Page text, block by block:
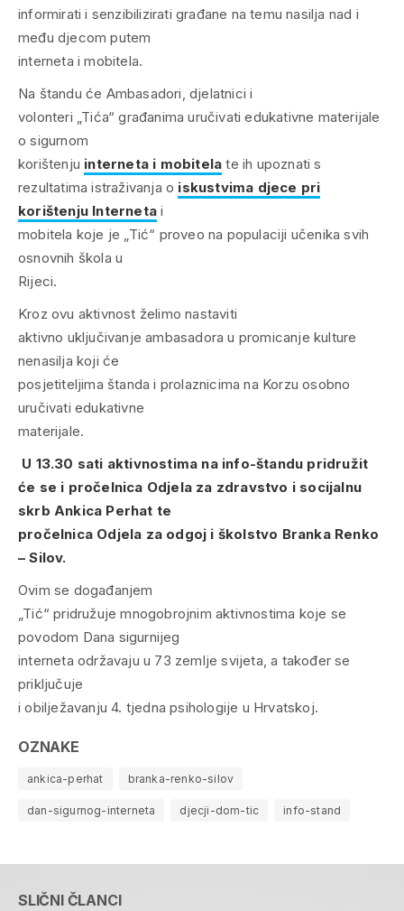
informirati i senzibilizirati građane na temu nasilja nad i
među djecom putem
interneta i mobitela.
Na štandu će Ambasadori, djelatnici i
volonteri „Tića“ građanima uručivati edukativne materijale
o sigurnom
korištenju interneta i mobitela te ih upoznati s
rezultatima istraživanja o iskustvima djece pri
korištenju Interneta i
mobitela koje je „Tić“ proveo na populaciji učenika svih
osnovnih škola u
Rijeci.
Kroz ovu aktivnost želimo nastaviti
aktivno uključivanje ambasadora u promicanje kulture
nenasilja koji će
posjetiteljima štanda i prolaznicima na Korzu osobno
uručivati edukativne
materijale.
U 13.30 sati aktivnostima na info-štandu pridružit
će se i pročelnica Odjela za zdravstvo i socijalnu
skrb Ankica Perhat te
pročelnica Odjela za odgoj i školstvo Branka Renko
– Silov.
Ovim se događanjem
„Tić“ pridružuje mnogobrojnim aktivnostima koje se
povodom Dana sigurnijeg
interneta održavaju u 73 zemlje svijeta, a također se
priključuje
i obilježavanju 4. tjedna psihologije u Hrvatskoj.
OZNAKE
ankica-perhat branka-renko-silov
dan-sigurnog-interneta djecji-dom-tic info-stand
SLIČNI ČLANCI